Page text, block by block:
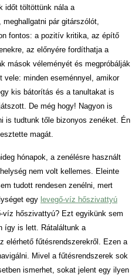
időt töltöttünk nála a
pár gitárszólót,
fontos: a pozitív kritika, az építő
az előnyére fordíthatja a
mások véleményét és megpróbálják
vele: minden eseménnyel, amikor
kis bátorítás és a tanultakat is
De még hogy! Nagyon is
is tudtunk tőle bizonyos zenéket. Én
magát.
hónapok, a zenélésre használt
nem volt kellemes. Eleinte
tudott rendesen zenélni, mert
egy levegő-víz hőszivattyú
víz hőszivattyú? Ezt egyikünk sem
így is lett. Rátaláltunk a
elérhető fűtésrendszerekről. Ezen a
Mivel a fűtésrendszerek sok
ismerhet, sokat jelent egy ilyen